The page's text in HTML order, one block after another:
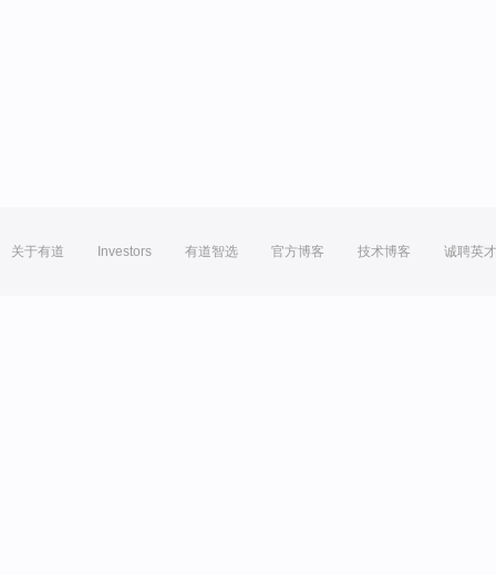
关于有道 Investors 有道智选 官方博客 技术博客 诚聘英才